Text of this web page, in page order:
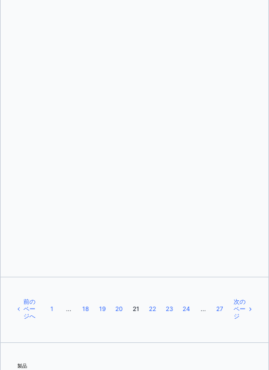
前の
ペー
ジへ
1 ... 18 19 20 21 22 23 24 ... 27
次の
ペー
ジ
製品